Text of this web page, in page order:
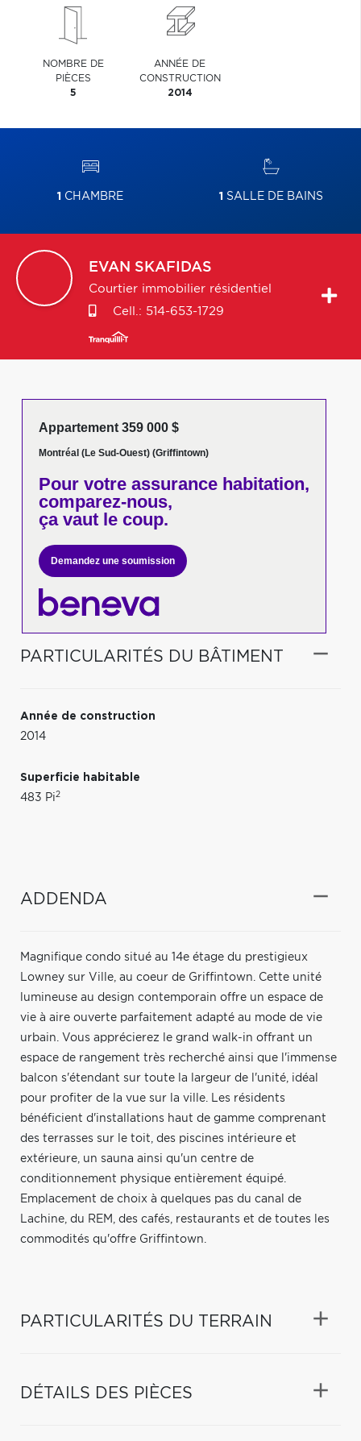
NOMBRE DE
PIÈCES
5
ANNÉE DE
CONSTRUCTION
2014
1 CHAMBRE 1 SALLE DE BAINS
EVAN SKAFIDAS
Courtier immobilier résidentiel
Cell.: 514-653-1729
Appartement 359 000 $
Montréal (Le Sud-Ouest) (Griffintown)
Pour votreassurance habitation,
comparez-nous,
ça vaut le coup.
Demandez une soumission
PARTICULARITÉS DU BÂTIMENT
Année de construction
2014
Superficie habitable
483 Pi2
ADDENDA
Magnifique condo situé au 14e étage du prestigieux
Lowney sur Ville, au coeur de Griffintown. Cette unité
lumineuse au design contemporain offre un espace de
vie à aire ouverte parfaitement adapté au mode de vie
urbain. Vous apprécierez le grand walk-in offrant un
espace de rangement très recherché ainsi que l'immense
balcon s'étendant sur toute la largeur de l'unité, idéal
pour profiter de la vue sur la ville. Les résidents
bénéficient d'installations haut de gamme comprenant
des terrasses sur le toit, des piscines intérieure et
extérieure, un sauna ainsi qu'un centre de
conditionnement physique entièrement équipé.
Emplacement de choix à quelques pas du canal de
Lachine, du REM, des cafés, restaurants et de toutes les
commodités qu'offre Griffintown.
PARTICULARITÉS DU TERRAIN
DÉTAILS DES PIÈCES